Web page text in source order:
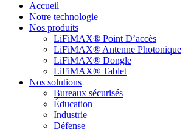
Accueil
Notre technologie
Nos produits
LiFiMAX® Point D’accès
LiFiMAX® Antenne Photonique
LiFiMAX® Dongle
LiFiMAX® Tablet
Nos solutions
Bureaux sécurisés
Éducation
Industrie
Défense